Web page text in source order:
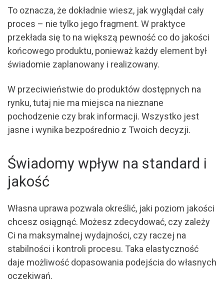
To oznacza, że dokładnie wiesz, jak wyglądał cały
proces – nie tylko jego fragment. W praktyce
przekłada się to na większą pewność co do jakości
końcowego produktu, ponieważ każdy element był
świadomie zaplanowany i realizowany.
W przeciwieństwie do produktów dostępnych na
rynku, tutaj nie ma miejsca na nieznane
pochodzenie czy brak informacji. Wszystko jest
jasne i wynika bezpośrednio z Twoich decyzji.
Świadomy wpływ na standard i
jakość
Własna uprawa pozwala określić, jaki poziom jakości
chcesz osiągnąć. Możesz zdecydować, czy zależy
Ci na maksymalnej wydajności, czy raczej na
stabilności i kontroli procesu. Taka elastyczność
daje możliwość dopasowania podejścia do własnych
oczekiwań.